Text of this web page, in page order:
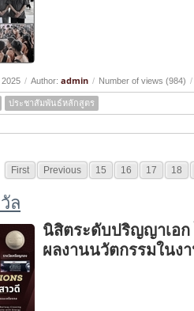
/ Author: admin / Number of views (984) /
ประชาสัมพันธ์หลักสูตร
First Previous 15 16 17 18
ล
นิสิตระดับปริญญาเอก
ผลงานนวัตกรรมในง